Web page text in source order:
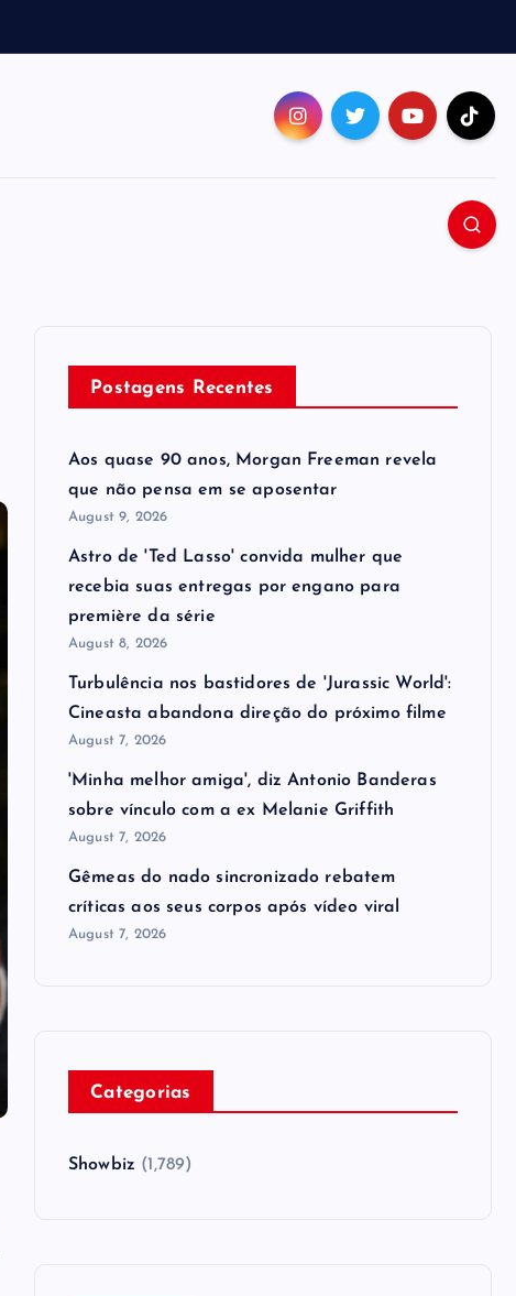
Postagens Recentes
Aos quase 90 anos, Morgan Freeman revela
que não pensa em se aposentar
August 9, 2026
Astro de 'Ted Lasso' convida mulher que
recebia suas entregas por engano para
première da série
August 8, 2026
Turbulência nos bastidores de 'Jurassic World':
Cineasta abandona direção do próximo filme
August 7, 2026
'Minha melhor amiga', diz Antonio Banderas
sobre vínculo com a ex Melanie Griffith
August 7, 2026
Gêmeas do nado sincronizado rebatem
críticas ​a​os seus corpos após vídeo viral
August 7, 2026
Categorias
Showbiz (1,789)